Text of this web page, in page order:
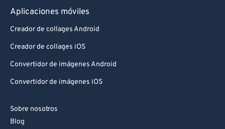
Aplicaciones móviles
Creador de collages Android
Creador de collages iOS
Convertidor de imágenes Android
Convertidor de imágenes iOS
Sobre nosotros
Blog